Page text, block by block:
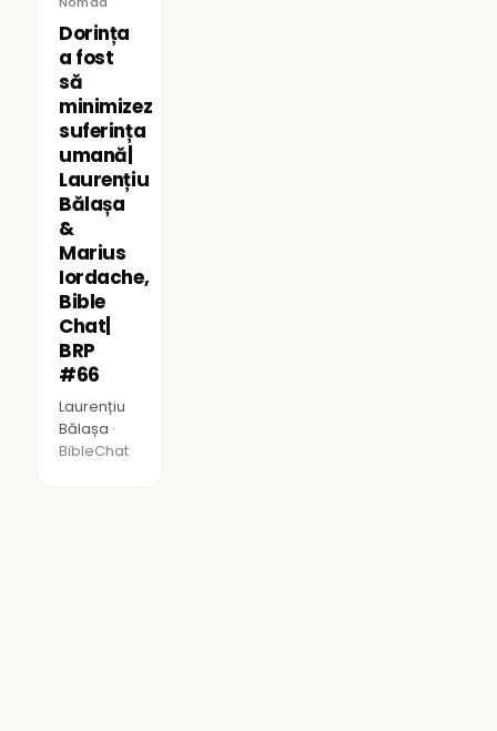
Dorința
a fost
să
minimizez
suferința
umană|
Laurențiu
Bălașa
&
Marius
Iordache,
Bible
Chat|
BRP
#66
Laurențiu
Bălașa ·
BibleChat